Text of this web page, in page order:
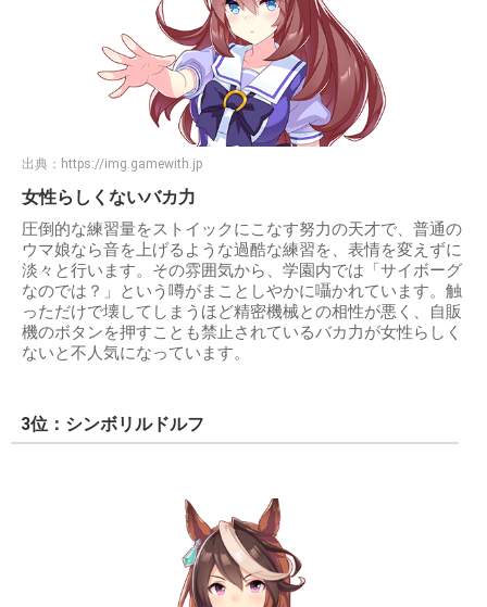
出典： https://img.gamewith.jp
女性らしくないバカ力
圧倒的な練習量をストイックにこなす努力の天才で、普通の
ウマ娘なら音を上げるような過酷な練習を、表情を変えずに
淡々と行います。その雰囲気から、学園内では「サイボーグ
なのでは？」という噂がまことしやかに囁かれています。触
っただけで壊してしまうほど精密機械との相性が悪く、自販
機のボタンを押すことも禁止されているバカ力が女性らしく
ないと不人気になっています。
3位：シンボリルドルフ